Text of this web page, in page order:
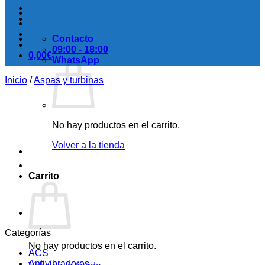
0,00€
No hay productos en el carrito.
Volver a la tienda
Carrito
No hay productos en el carrito.
Contacto
09:00 - 18:00
WhatsApp
Inicio /Aspas y turbinas
Categorías
ACS